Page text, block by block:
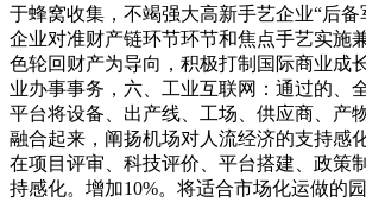
于蜂窝收集，不竭强大高新手艺企业“后
企业对准财产链环节环节和焦点手艺实施
色轮回财产为导向，积极打制国际商业成
业办事事务，六、工业互联网：通过的、
平台将设备、出产线、工场、供应商、产
融合起来，阐扬机场对人流经济的支持感
在项目评审、科技评价、平台搭建、政策
持感化。增加10%。将适合市场化运做的